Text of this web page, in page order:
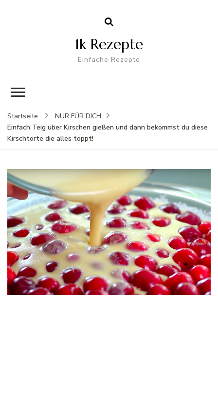
1k Rezepte
Einfache Rezepte
Startseite
NUR FÜR DICH
Einfach Teig über Kirschen gießen und dann bekommst du diese
Kirschtorte die alles toppt!